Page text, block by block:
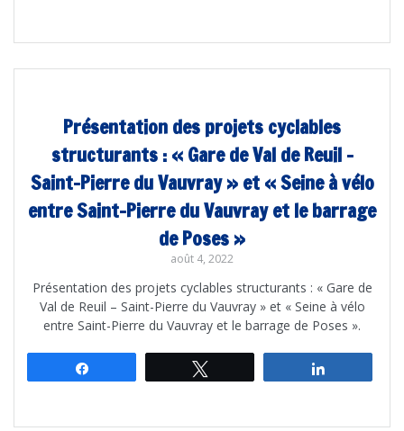
Présentation des projets cyclables
structurants : « Gare de Val de Reuil –
Saint-Pierre du Vauvray » et « Seine à vélo
entre Saint-Pierre du Vauvray et le barrage
de Poses »
août 4, 2022
Présentation des projets cyclables structurants : « Gare de
Val de Reuil – Saint-Pierre du Vauvray » et « Seine à vélo
entre Saint-Pierre du Vauvray et le barrage de Poses ».